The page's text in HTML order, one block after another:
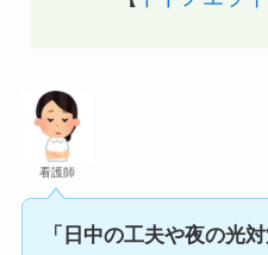
看護師
「日中の工夫や夜の光